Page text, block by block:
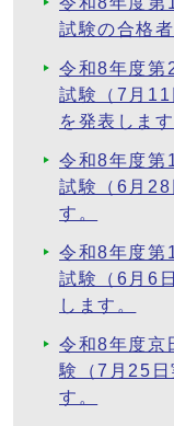
試験の合格
令和8年度第
試験（7月
を発表します
令和8年度第
試験（6月28
す。
令和8年度第
試験（6月6
します。
令和8年度京
験（7月25日
す。